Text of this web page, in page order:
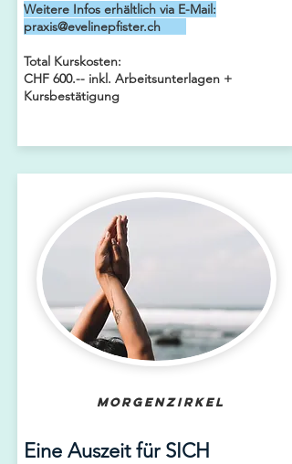
Weitere Infos erhältlich via E-Mail:
praxis@evelinepfister.ch
Total Kurskosten:
CHF 600.-- inkl. Arbeitsunterlagen +
Kursbestätigung
Morgenzirkel
Eine Auszeit für SICH